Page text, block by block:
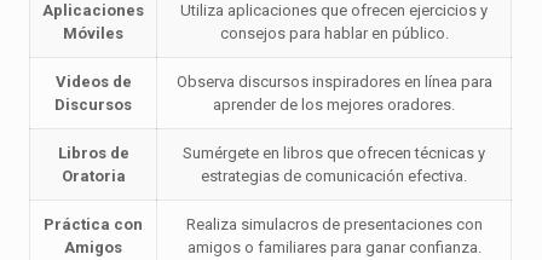
Aplicaciones
Móviles
Utiliza aplicaciones que ofrecen ejercicios y
consejos para hablar en público.
Videos de
Discursos
Observa discursos inspiradores en línea para
aprender de los mejores oradores.
Libros de
Oratoria
Sumérgete en libros que ofrecen técnicas y
estrategias de comunicación efectiva.
Práctica con
Amigos
Realiza simulacros de presentaciones con
amigos o familiares para ganar confianza.